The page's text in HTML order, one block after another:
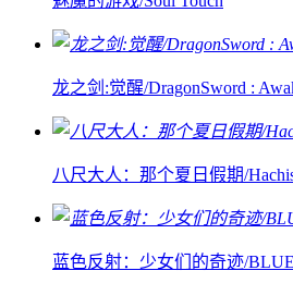
龙之剑:觉醒/DragonSword :
八尺大人：那个夏日假期/
蓝色反射：少女们的奇迹/